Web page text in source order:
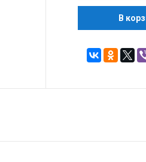
В